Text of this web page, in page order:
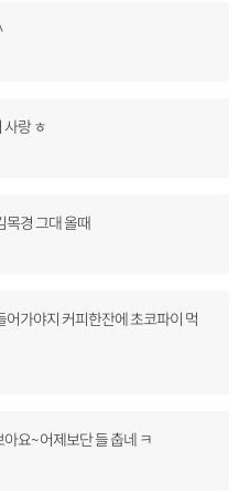
랑 ㅎ
목경 그대 올때
어가야지 커피한잔에 초코파이 먹
요~ 어제보단 들 춥네 ㅋ